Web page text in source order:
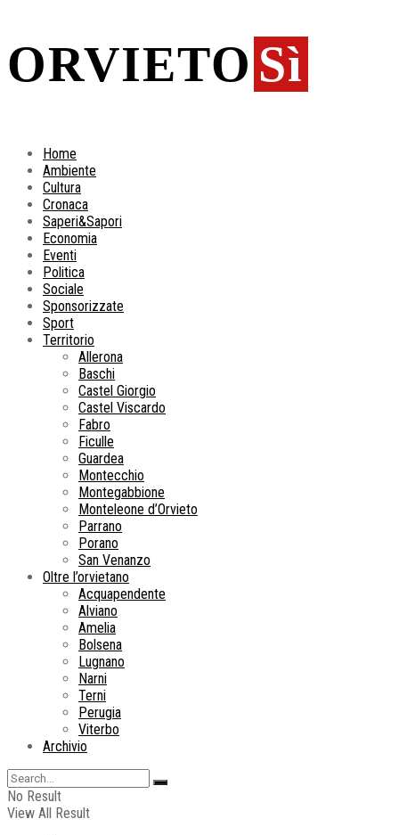
ORVIETO Sì
Home
Ambiente
Cultura
Cronaca
Saperi&Sapori
Economia
Eventi
Politica
Sociale
Sponsorizzate
Sport
Territorio
Allerona
Baschi
Castel Giorgio
Castel Viscardo
Fabro
Ficulle
Guardea
Montecchio
Montegabbione
Monteleone d’Orvieto
Parrano
Porano
San Venanzo
Oltre l’orvietano
Acquapendente
Alviano
Amelia
Bolsena
Lugnano
Narni
Terni
Perugia
Viterbo
Archivio
No Result
View All Result